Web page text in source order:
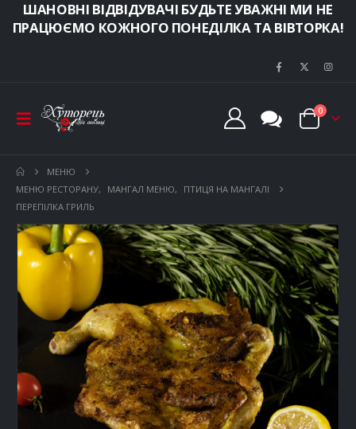
ШАНОВНІ ВІДВІДУВАЧІ БУДЬТЕ УВАЖНІ МИ НЕ
ПРАЦЮЄМО КОЖНОГО ПОНЕДІЛКА ТА ВІВТОРКА!
0
МЕНЮ
МЕНЮ РЕСТОРАНУ, МАНГАЛ МЕНЮ,
ПТИЦЯ НА МАНГАЛІ
ПЕРЕПІЛКА ГРИЛЬ